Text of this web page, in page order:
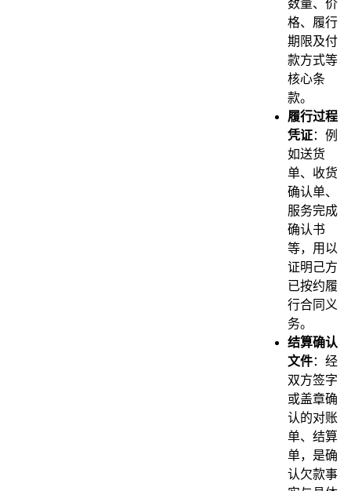
数量、价
格、履行
期限及付
款方式等
核心条
款。
履行过程
凭证：例
如送货
单、收货
确认单、
服务完成
确认书
等，用以
证明己方
已按约履
行合同义
务。
结算确认
文件：经
双方签字
或盖章确
认的对账
单、结算
单，是确
认欠款事